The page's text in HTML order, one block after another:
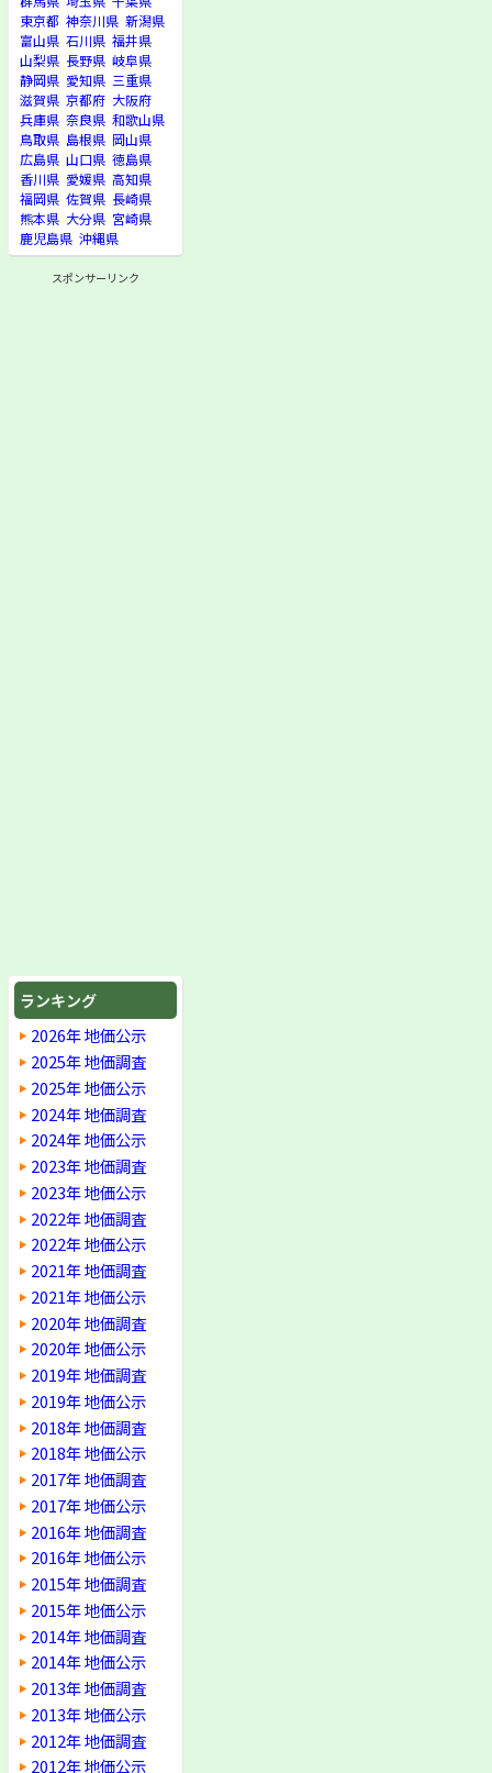
東京都 神奈川県 新潟県
富山県 石川県 福井県
山梨県 長野県 岐阜県
静岡県 愛知県 三重県
滋賀県 京都府 大阪府
兵庫県 奈良県 和歌山県
鳥取県 島根県 岡山県
広島県 山口県 徳島県
香川県 愛媛県 高知県
福岡県 佐賀県 長崎県
熊本県 大分県 宮崎県
鹿児島県 沖縄県
スポンサーリンク
ランキング
2026年 地価公示
2025年 地価調査
2025年 地価公示
2024年 地価調査
2024年 地価公示
2023年 地価調査
2023年 地価公示
2022年 地価調査
2022年 地価公示
2021年 地価調査
2021年 地価公示
2020年 地価調査
2020年 地価公示
2019年 地価調査
2019年 地価公示
2018年 地価調査
2018年 地価公示
2017年 地価調査
2017年 地価公示
2016年 地価調査
2016年 地価公示
2015年 地価調査
2015年 地価公示
2014年 地価調査
2014年 地価公示
2013年 地価調査
2013年 地価公示
2012年 地価調査
2012年 地価公示